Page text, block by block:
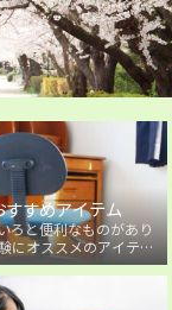
すすめアイテム
ろと便利なものがあり
にオススメのアイテム
介しています。